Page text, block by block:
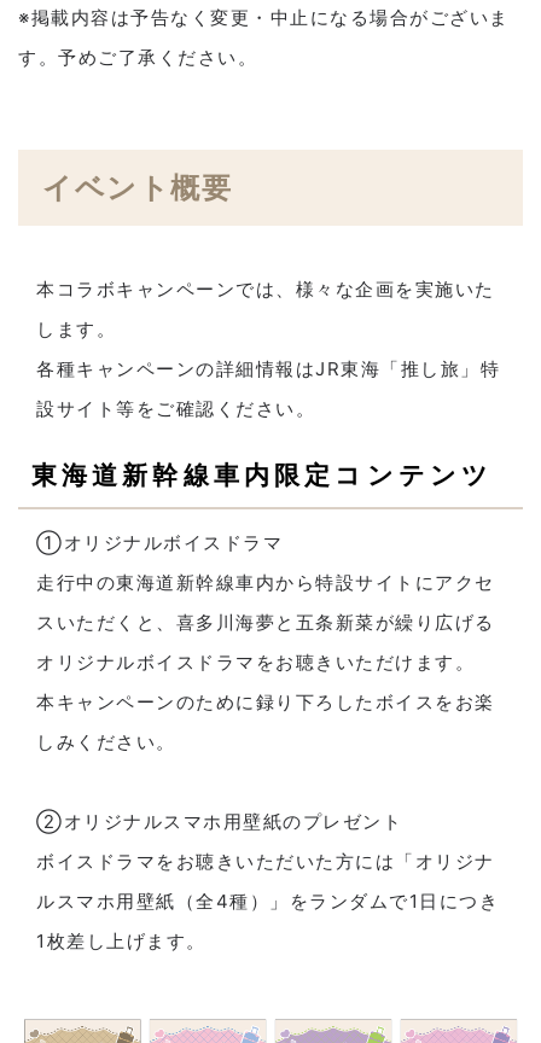
※掲載内容は予告なく変更・中止になる場合がございま
す。予めご了承ください。
イベント概要
本コラボキャンペーンでは、様々な企画を実施いた
します。
各種キャンペーンの詳細情報はJR東海「推し旅」特
設サイト等をご確認ください。
東海道新幹線車内限定コンテンツ
①オリジナルボイスドラマ
走行中の東海道新幹線車内から特設サイトにアクセ
スいただくと、喜多川海夢と五条新菜が繰り広げる
オリジナルボイスドラマをお聴きいただけます。
本キャンペーンのために録り下ろしたボイスをお楽
しみください。
②オリジナルスマホ用壁紙のプレゼント
ボイスドラマをお聴きいただいた方には「オリジナ
ルスマホ用壁紙（全4種）」をランダムで1日につき
1枚差し上げます。